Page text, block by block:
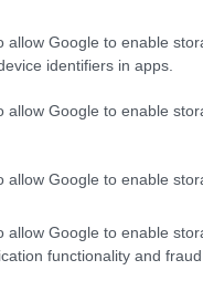
allow Google to enable
identifiers in apps.
allow Google to enable
allow Google to enable
allow Google to enable
functionality and